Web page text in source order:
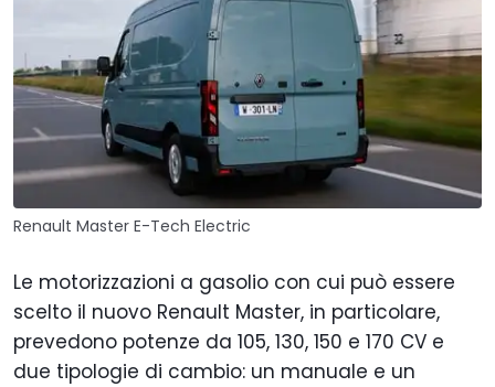
Renault Master E-Tech Electric
Le motorizzazioni a gasolio con cui può essere
scelto il nuovo Renault Master, in particolare,
prevedono potenze da 105, 130, 150 e 170 CV e
due tipologie di cambio: un manuale e un